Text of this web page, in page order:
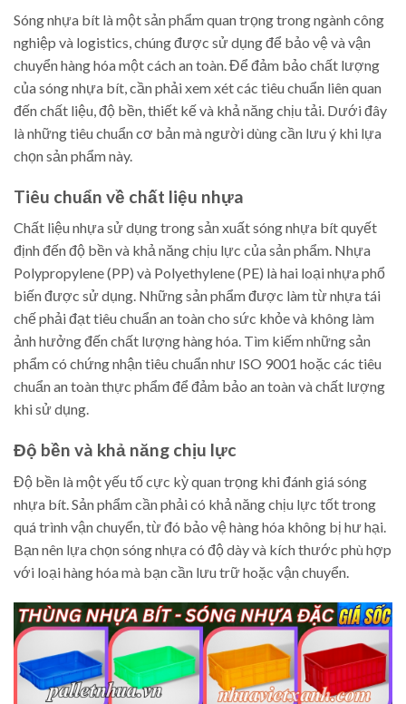
Sóng nhựa bít là một sản phẩm quan trọng trong ngành công
nghiệp và logistics, chúng được sử dụng để bảo vệ và vận
chuyển hàng hóa một cách an toàn. Để đảm bảo chất lượng
của sóng nhựa bít, cần phải xem xét các tiêu chuẩn liên quan
đến chất liệu, độ bền, thiết kế và khả năng chịu tải. Dưới đây
là những tiêu chuẩn cơ bản mà người dùng cần lưu ý khi lựa
chọn sản phẩm này.
Tiêu chuẩn về chất liệu nhựa
Chất liệu nhựa sử dụng trong sản xuất sóng nhựa bít quyết
định đến độ bền và khả năng chịu lực của sản phẩm. Nhựa
Polypropylene (PP) và Polyethylene (PE) là hai loại nhựa phổ
biến được sử dụng. Những sản phẩm được làm từ nhựa tái
chế phải đạt tiêu chuẩn an toàn cho sức khỏe và không làm
ảnh hưởng đến chất lượng hàng hóa. Tìm kiếm những sản
phẩm có chứng nhận tiêu chuẩn như ISO 9001 hoặc các tiêu
chuẩn an toàn thực phẩm để đảm bảo an toàn và chất lượng
khi sử dụng.
Độ bền và khả năng chịu lực
Độ bền là một yếu tố cực kỳ quan trọng khi đánh giá sóng
nhựa bít. Sản phẩm cần phải có khả năng chịu lực tốt trong
quá trình vận chuyển, từ đó bảo vệ hàng hóa không bị hư hại.
Bạn nên lựa chọn sóng nhựa có độ dày và kích thước phù hợp
với loại hàng hóa mà bạn cần lưu trữ hoặc vận chuyển.